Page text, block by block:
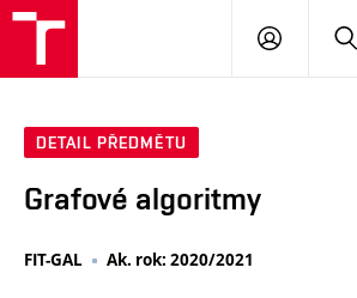
PŘIHLÁSIT
DETAIL PŘEDMĚTU
Grafové algoritmy
FIT-GAL Ak. rok: 2020/2021